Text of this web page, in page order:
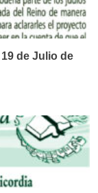
de Julio de